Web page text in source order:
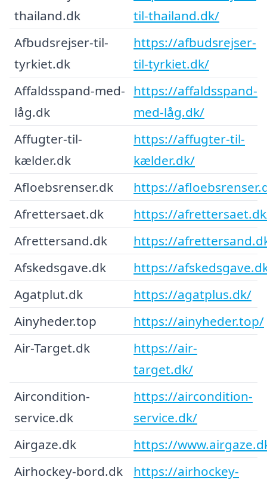
thailand.dk
til-thailand.dk/
Afbudsrejser-til-
tyrkiet.dk
https://afbudsrejser-
til-tyrkiet.dk/
Affaldsspand-med-
låg.dk
https://affaldsspand-
med-låg.dk/
Affugter-til-
kælder.dk
https://affugter-til-
kælder.dk/
Afloebsrenser.dk
https://
Afrettersaet.dk
https://
Afrettersand.dk
https://
Afskedsgave.dk
https://
Agatplut.dk
https://agatplus.dk/
Ainyheder.top
https://ainyheder.top/
Air-Target.dk
https://air-
target.dk/
Aircondition-
service.dk
https://aircondition-
service.dk/
Airgaze.dk
https://
Airhockey-bord.dk
https://airhockey-